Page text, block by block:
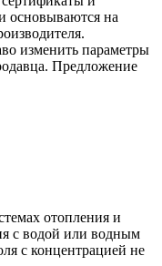
основываются на
изменить параметры
Предложение
отопления и
с водой или водным
с концентрацией не